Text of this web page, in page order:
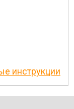
инструкции